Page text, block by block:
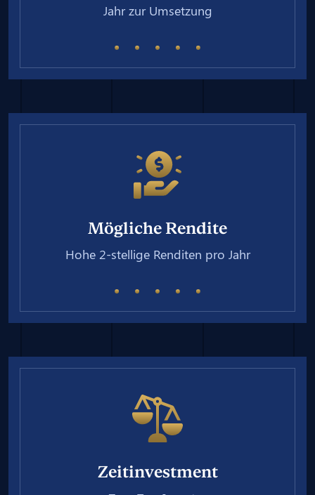
Jahr zur Umsetzung
Mögliche Rendite
Hohe 2-stellige Renditen pro Jahr
Zeitinvestment